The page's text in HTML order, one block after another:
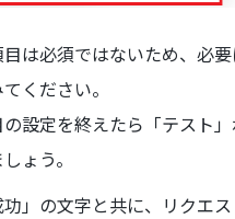
は必須ではないため、必
ください。
設定を終えたら「テスト
ょう。
功」の文字と共に、リクエ